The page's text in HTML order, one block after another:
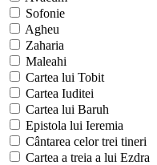
Sofonie
Agheu
Zaharia
Maleahi
Cartea lui Tobit
Cartea Iuditei
Cartea lui Baruh
Epistola lui Ieremia
Cântarea celor trei tineri
Cartea a treia a lui Ezdra